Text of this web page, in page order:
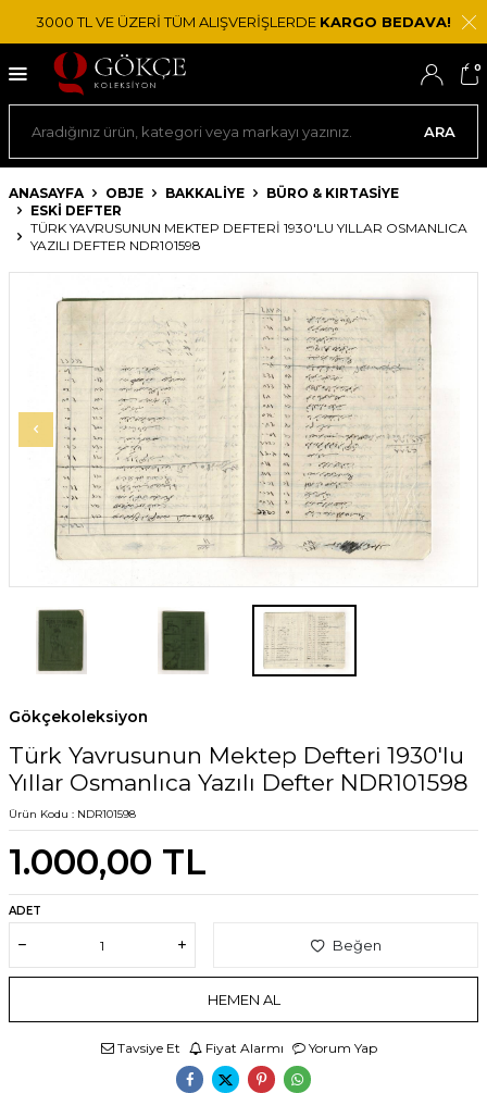
3000 TL VE ÜZERİ TÜM ALIŞVERİŞLERDE KARGO BEDAVA!
ARA
0
ANASAYFA OBJE BAKKALIYE
BÜRO & KIRTASIYE
ESKI DEFTER
TÜRK YAVRUSUNUN MEKTEP DEFTERI 1930'LU YILLAR OSMANLICA
YAZILI DEFTER NDR101598
Gökçekoleksiyon
Türk Yavrusunun Mektep Defteri 1930'lu
Yıllar Osmanlıca Yazılı Defter NDR101598
Ürün Kodu : NDR101598
1.000,00 TL
ADET
Beğen
HEMEN AL
Tavsiye Et Fiyat Alarmı Yorum Yap